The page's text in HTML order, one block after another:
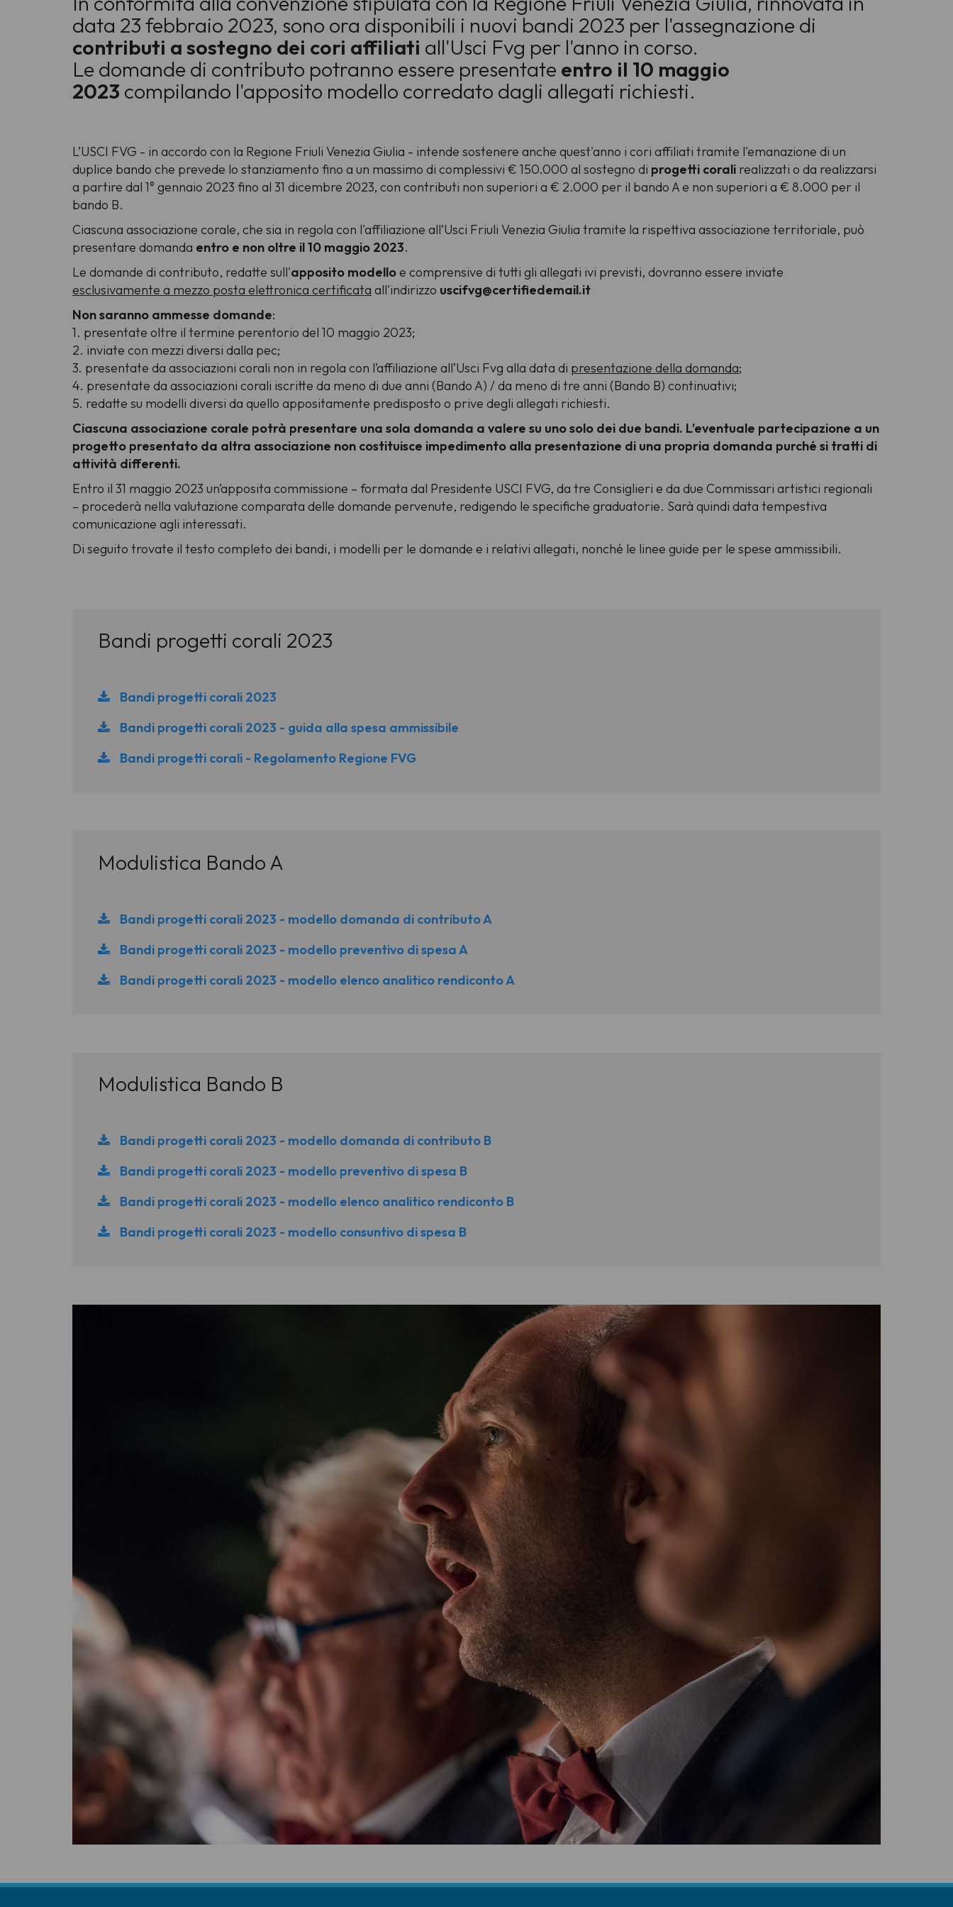
data 23 febbraio 2023, sono ora disponibili i nuovi bandi 2023 per l'assegnazione di
contributi a sostegno dei cori affiliati all'Usci Fvg per l'anno in corso.
Le domande di contributo potranno essere presentate entro il 10 maggio
2023 compilando l'apposito modello corredato dagli allegati richiesti.
L’USCI FVG - in accordo con la Regione Friuli Venezia Giulia - intende sostenere anche quest'anno i cori affiliati tramite l'emanazione di un
duplice bando che prevede lo stanziamento fino a un massimo di complessivi € 150.000 al sostegno di progetti corali realizzati o da realizzarsi
a partire dal 1° gennaio 2023 fino al 31 dicembre 2023, con contributi non superiori a € 2.000 per il bando A e non superiori a € 8.000 per il
bando B.
Ciascuna associazione corale, che sia in regola con l'affiliazione all’Usci Friuli Venezia Giulia tramite la rispettiva associazione territoriale, può
presentare domanda entro e non oltre il 10 maggio 2023.
Le domande di contributo, redatte sull'apposito modelloe comprensive di tutti gli allegati ivi previsti, dovranno essere inviate
esclusivamente a mezzo posta elettronica certificata all'indirizzo uscifvg@certifiedemail.it
Non saranno ammesse domande:
1. presentate oltre il termine perentorio del 10 maggio 2023;
2. inviate con mezzi diversi dalla pec;
3. presentate da associazioni corali non in regola con l’affiliazione all’Usci Fvg alla data di presentazione della domanda;
4. presentate da associazioni corali iscritte da meno di due anni (Bando A) / da meno di tre anni (Bando B) continuativi;
5. redatte su modelli diversi da quello appositamente predisposto o prive degli allegati richiesti.
Ciascuna associazione corale potrà presentare una sola domanda a valere su uno solo dei due bandi. L’eventuale partecipazione a un
progetto presentato da altra associazione non costituisce impedimento alla presentazione di una propria domanda purché si tratti di
attività differenti.
Entro il 31 maggio 2023 un’apposita commissione – formata dal Presidente USCI FVG, da tre Consiglieri e da due Commissari artistici regionali
– procederà nella valutazione comparata delle domande pervenute, redigendo le specifiche graduatorie. Sarà quindi data tempestiva
comunicazione agli interessati.
Di seguito trovate il testo completo dei bandi, i modelli per le domande e i relativi allegati, nonché le linee guide per le spese ammissibili.
Bandi progetti corali 2023
Bandi progetti corali 2023
Bandi progetti corali 2023 - guida alla spesa ammissibile
Bandi progetti corali - Regolamento Regione FVG
Modulistica Bando A
Bandi progetti corali 2023 - modello domanda di contributo A
Bandi progetti corali 2023 - modello preventivo di spesa A
Bandi progetti corali 2023 - modello elenco analitico rendiconto A
Modulistica Bando B
Bandi progetti corali 2023 - modello domanda di contributo B
Bandi progetti corali 2023 - modello preventivo di spesa B
Bandi progetti corali 2023 - modello elenco analitico rendiconto B
Bandi progetti corali 2023 - modello consuntivo di spesa B